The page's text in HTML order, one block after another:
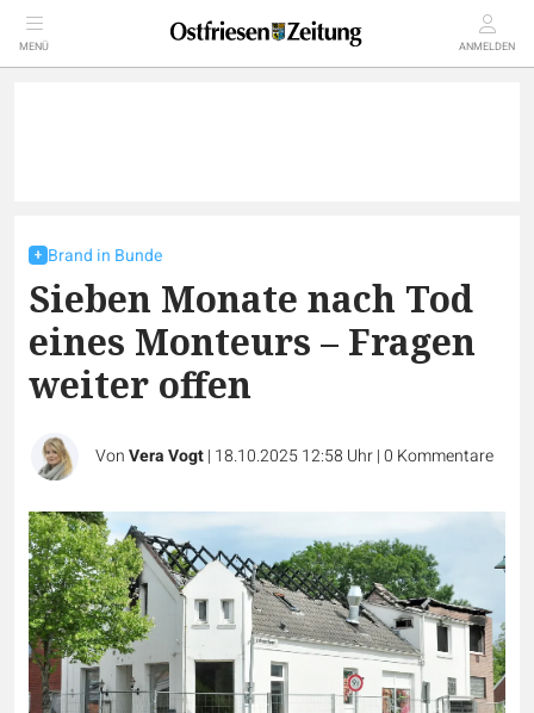
MENÜ ANMELDEN
Brand in Bunde
Sieben Monate nach Tod
eines Monteurs – Fragen
weiter offen
VonVera Vogt| 18.10.2025 12:58 Uhr|0 Kommentare